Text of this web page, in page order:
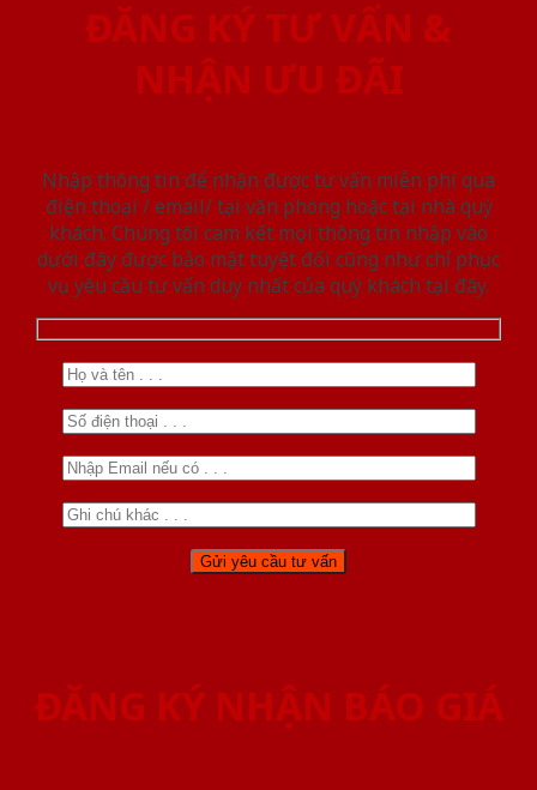
ĐĂNG KÝ TƯ VẤN &
NHẬN ƯU ĐÃI
Nhập thông tin để nhận được tư vấn miễn phí qua
điện thoại / email/ tại văn phòng hoặc tại nhà quý
khách. Chúng tôi cam kết mọi thông tin nhập vào
dưới đây được bảo mật tuyệt đối cũng như chỉ phục
vụ yêu cầu tư vấn duy nhất của quý khách tại đây.
ĐĂNG KÝ NHẬN BÁO GIÁ